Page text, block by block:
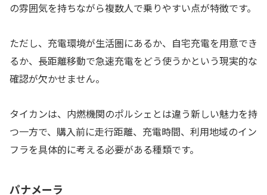
の雰囲気を持ちながら複数人で乗りやすい点が特徴です。
ただし、充電環境が生活圏にあるか、自宅充電を用意でき
るか、長距離移動で急速充電をどう使うかという現実的な
確認が欠かせません。
タイカンは、内燃機関のポルシェとは違う新しい魅力を持
つ一方で、購入前に走行距離、充電時間、利用地域のイン
フラを具体的に考える必要がある種類です。
パナメーラ